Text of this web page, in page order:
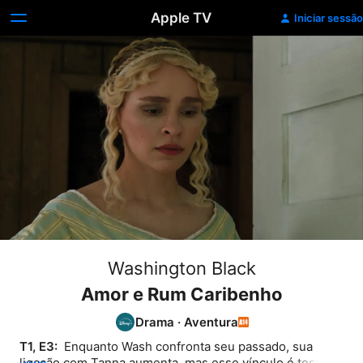
Apple TV Iniciar sessão
Washington Black
Amor e Rum Caribenho
Drama · Aventura
T1, E3: Enquanto Wash confronta seu passado, sua